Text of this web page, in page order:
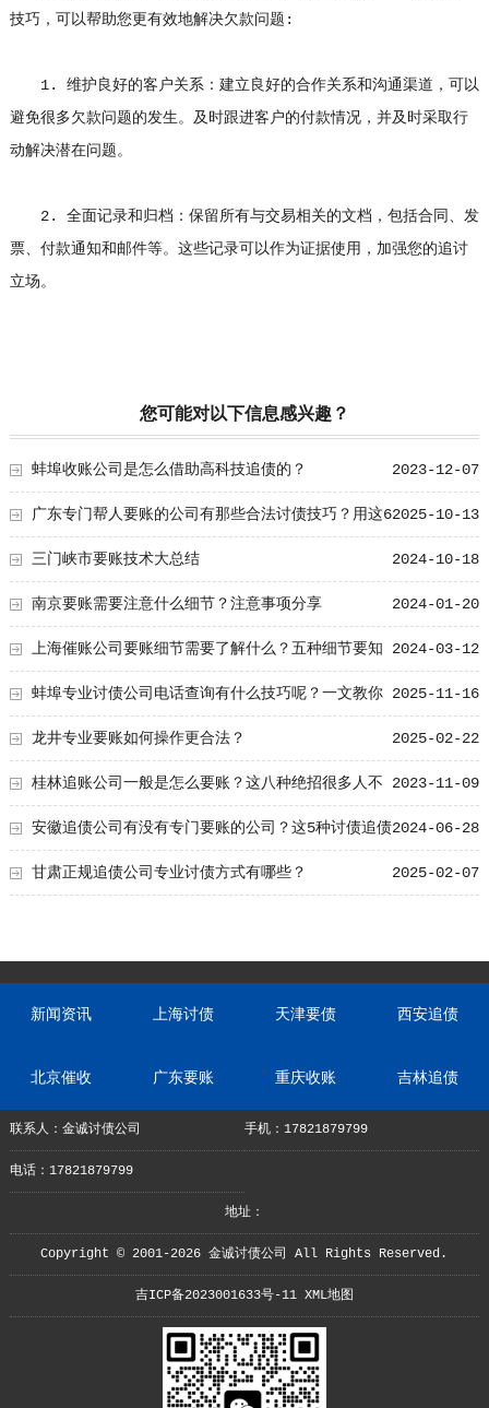
技巧，可以帮助您更有效地解决欠款问题:
1. 维护良好的客户关系：建立良好的合作关系和沟通渠道，可以
避免很多欠款问题的发生。及时跟进客户的付款情况，并及时采取行
动解决潜在问题。
2. 全面记录和归档：保留所有与交易相关的文档，包括合同、发
票、付款通知和邮件等。这些记录可以作为证据使用，加强您的追讨
立场。
您可能对以下信息感兴趣？
2023-12-07
蚌埠收账公司是怎么借助高科技追债的？
2025-10-13
广东专门帮人要账的公司有那些合法讨债技巧？用这6
个技巧快速收回欠款 2024-10-18
三门峡市要账技术大总结
2024-01-20
南京要账需要注意什么细节？注意事项分享
2024-03-12
上海催账公司要账细节需要了解什么？五种细节要知
道！ 2025-11-16
蚌埠专业讨债公司电话查询有什么技巧呢？一文教你
高效找对律所追讨服务 2025-02-22
龙井专业要账如何操作更合法？
2023-11-09
桂林追账公司一般是怎么要账？这八种绝招很多人不
知道！ 2024-06-28
安徽追债公司有没有专门要账的公司？这5种讨债追债
要账总结！ 2025-02-07
甘肃正规追债公司专业讨债方式有哪些？
新闻资讯 上海讨债 天津要债 西安追债
北京催收 广东要账 重庆收账 吉林追债
联系人：金诚讨债公司 手机：17821879799
电话：17821879799
地址：
Copyright © 2001-2026 金诚讨债公司 All Rights Reserved.
吉ICP备2023001633号-11 XML地图